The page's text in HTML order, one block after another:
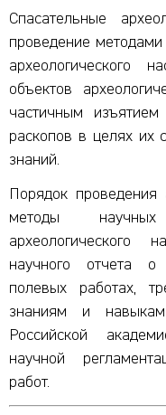
Спасательные
проведение
археологического
объектов
частичным изъятием
раскопов в целях их
знаний.
Порядок проведения
методы
археологического
научного отчета о
полевых работах,
знаниям и навыкам
Российской
научной
работ.